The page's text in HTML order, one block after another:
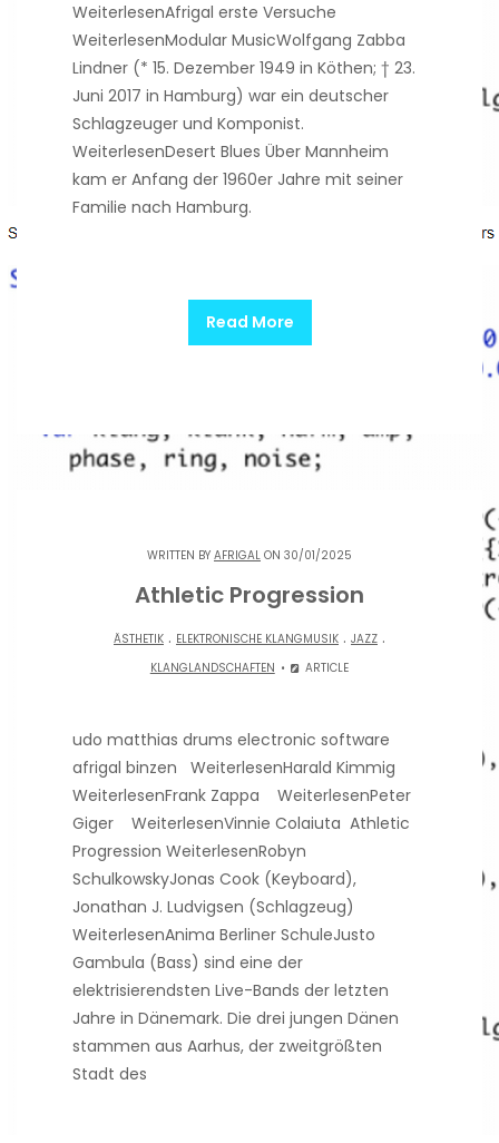
WeiterlesenAfrigal erste Versuche
WeiterlesenModular MusicWolfgang Zabba
Lindner (* 15. Dezember 1949 in Köthen; † 23.
Juni 2017 in Hamburg) war ein deutscher
Schlagzeuger und Komponist.
WeiterlesenDesert Blues Über Mannheim
kam er Anfang der 1960er Jahre mit seiner
Familie nach Hamburg.
Read More
WRITTEN BY AFRIGAL ON 30/01/2025
Athletic Progression
ÄSTHETIK . ELEKTRONISCHE KLANGMUSIK . JAZZ .
KLANGLANDSCHAFTEN ARTICLE
udo matthias drums electronic software
afrigal binzen WeiterlesenHarald Kimmig
WeiterlesenFrank Zappa WeiterlesenPeter
Giger WeiterlesenVinnie Colaiuta Athletic
Progression WeiterlesenRobyn
SchulkowskyJonas Cook (Keyboard),
Jonathan J. Ludvigsen (Schlagzeug)
WeiterlesenAnima Berliner SchuleJusto
Gambula (Bass) sind eine der
elektrisierendsten Live-Bands der letzten
Jahre in Dänemark. Die drei jungen Dänen
stammen aus Aarhus, der zweitgrößten
Stadt des